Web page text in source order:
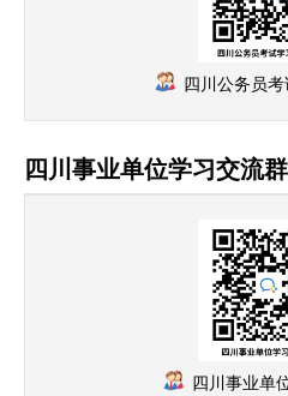
四川公务员
四川事业单位学习交流群
四川事业单